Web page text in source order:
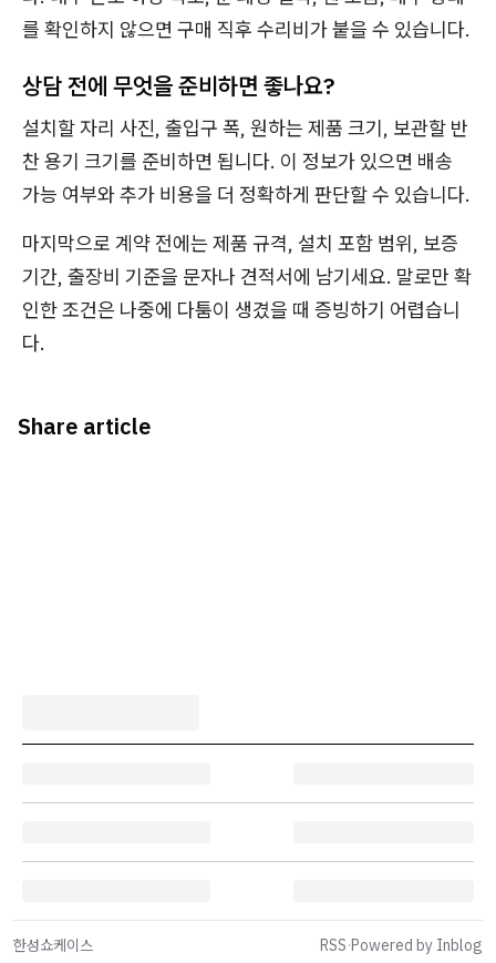
를 확인하지 않으면 구매 직후 수리비가 붙을 수 있습니다.
상담 전에 무엇을 준비하면 좋나요?
설치할 자리 사진, 출입구 폭, 원하는 제품 크기, 보관할 반
찬 용기 크기를 준비하면 됩니다. 이 정보가 있으면 배송
가능 여부와 추가 비용을 더 정확하게 판단할 수 있습니다.
마지막으로 계약 전에는 제품 규격, 설치 포함 범위, 보증
기간, 출장비 기준을 문자나 견적서에 남기세요. 말로만 확
인한 조건은 나중에 다툼이 생겼을 때 증빙하기 어렵습니
다.
Share article
한성쇼케이스 RSS·Powered by Inblog